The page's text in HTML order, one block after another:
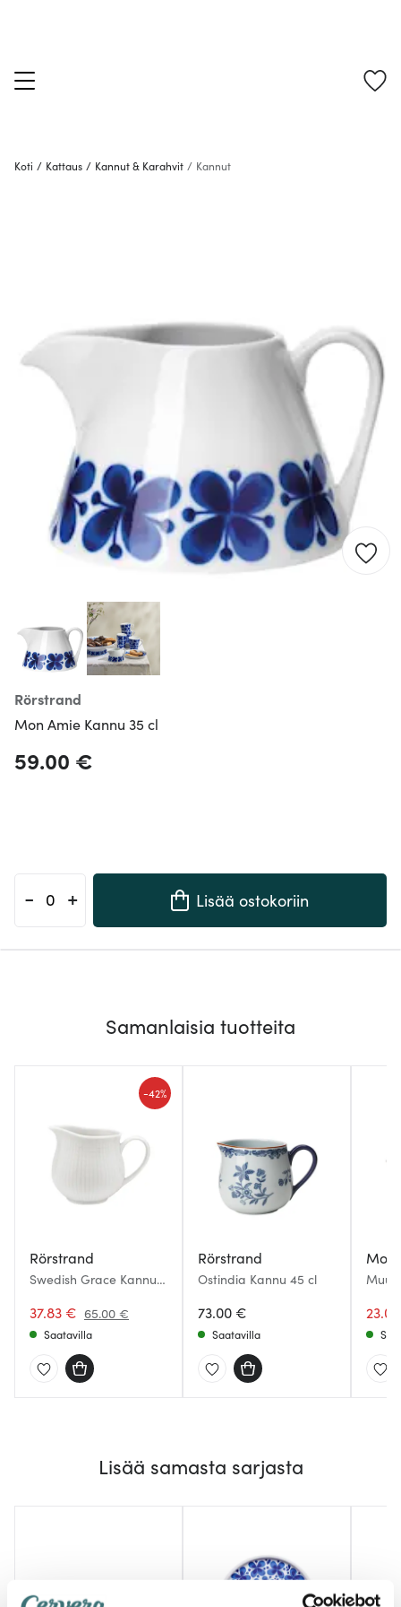
Koti / Kattaus / Kannut & Karahvit / Kannut
Rörstrand
Mon Amie Kannu 35 cl
59.00 €
- + Lisää ostokoriin
Samanlaisia tuotteita
Rörstrand
Swedish Grace Kannu
37.83 € 65.00 €
-42%
Saatavilla
Rörstrand
Ostindia Kannu 45 cl
73.00 €
Saatavilla
Lisää samasta sarjasta